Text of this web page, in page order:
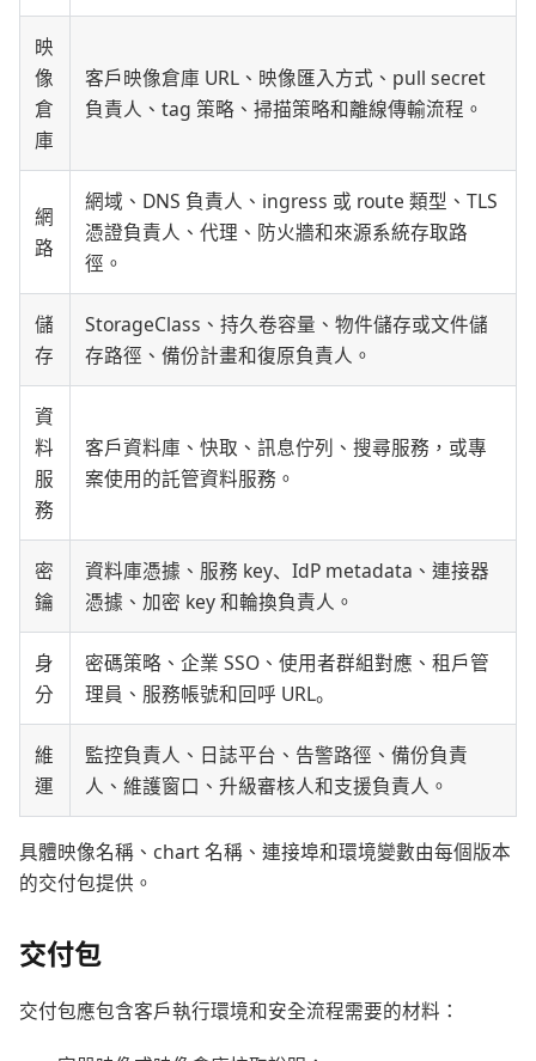
映
像
倉
庫
客戶映像倉庫 URL、映像匯入方式、pull secret
負責人、tag 策略、掃描策略和離線傳輸流程。
網
路
網域、DNS 負責人、ingress 或 route 類型、TLS
憑證負責人、代理、防火牆和來源系統存取路
徑。
儲
存
StorageClass、持久卷容量、物件儲存或文件儲
存路徑、備份計畫和復原負責人。
資
料
服
務
客戶資料庫、快取、訊息佇列、搜尋服務，或專
案使用的託管資料服務。
密
鑰
資料庫憑據、服務 key、IdP metadata、連接器
憑據、加密 key 和輪換負責人。
身
分
密碼策略、企業 SSO、使用者群組對應、租戶管
理員、服務帳號和回呼 URL。
維
運
監控負責人、日誌平台、告警路徑、備份負責
人、維護窗口、升級審核人和支援負責人。
具體映像名稱、chart 名稱、連接埠和環境變數由每個版本
的交付包提供。
交付包
交付包應包含客戶執行環境和安全流程需要的材料：